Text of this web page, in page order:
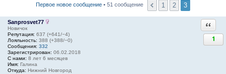
Первое новое сообщение • 51 сообщение 1 2 3
Sanprosvet77
Новичок
Репутация: 637 (+641/−4)
Лояльность: 388 (+388/−0)
Сообщения: 332
Зарегистрирован: 06.02.2018
С нами: 8 лет 6 месяцев
Имя: Галина
Откуда: Нижний Новгород
1